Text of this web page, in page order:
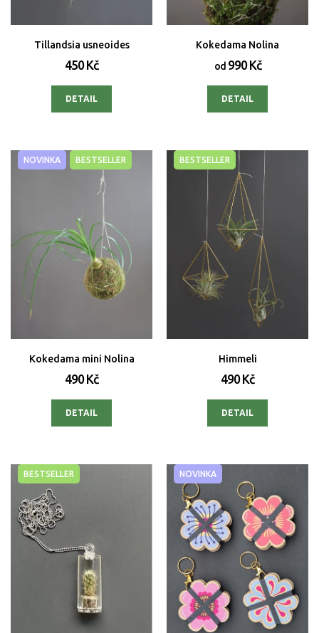
Tillandsia usneoides
450 Kč
DETAIL
Kokedama Nolina
od990 Kč
DETAIL
NOVINKA BESTSELLER
Kokedama mini Nolina
490 Kč
DETAIL
BESTSELLER
Himmeli
490 Kč
DETAIL
BESTSELLER NOVINKA